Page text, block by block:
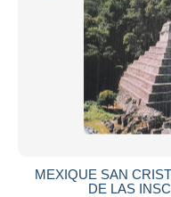
MEXIQUE SAN
DE LAS